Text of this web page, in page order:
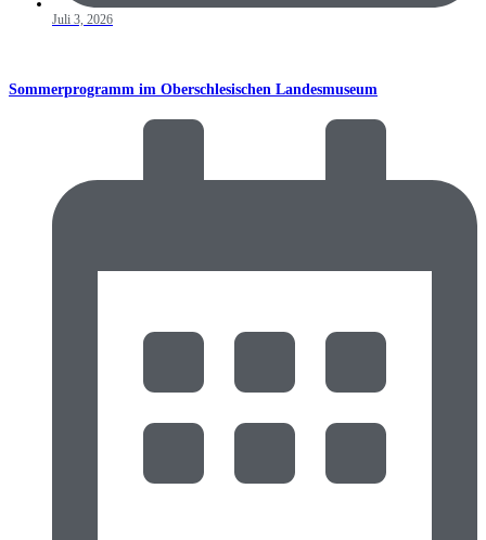
Juli 3, 2026
Sommerprogramm im Oberschlesischen Landesmuseum